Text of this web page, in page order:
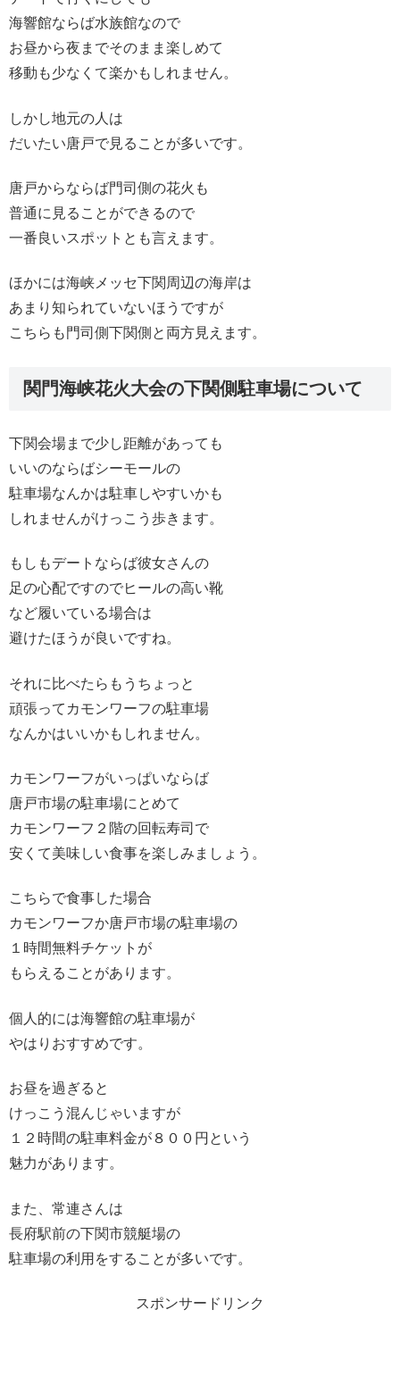
海響館ならば水族館なので
お昼から夜までそのまま楽しめて
移動も少なくて楽かもしれません。
しかし地元の人は
だいたい唐戸で見ることが多いです。
唐戸からならば門司側の花火も
普通に見ることができるので
一番良いスポットとも言えます。
ほかには海峡メッセ下関周辺の海岸は
あまり知られていないほうですが
こちらも門司側下関側と両方見えます。
関門海峡花火大会の下関側駐車場について
下関会場まで少し距離があっても
いいのならばシーモールの
駐車場なんかは駐車しやすいかも
しれませんがけっこう歩きます。
もしもデートならば彼女さんの
足の心配ですのでヒールの高い靴
など履いている場合は
避けたほうが良いですね。
それに比べたらもうちょっと
頑張ってカモンワーフの駐車場
なんかはいいかもしれません。
カモンワーフがいっぱいならば
唐戸市場の駐車場にとめて
カモンワーフ２階の回転寿司で
安くて美味しい食事を楽しみましょう。
こちらで食事した場合
カモンワーフか唐戸市場の駐車場の
１時間無料チケットが
もらえることがあります。
個人的には海響館の駐車場が
やはりおすすめです。
お昼を過ぎると
けっこう混んじゃいますが
１２時間の駐車料金が８００円という
魅力があります。
また、常連さんは
長府駅前の下関市競艇場の
駐車場の利用をすることが多いです。
スポンサードリンク